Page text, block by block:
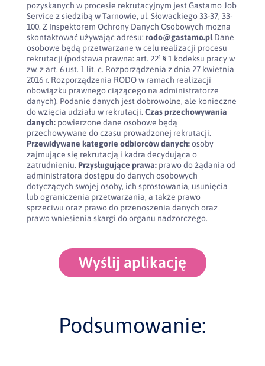
pozyskanych w procesie rekrutacyjnym jest Gastamo Job
Service z siedzibą w Tarnowie, ul. Słowackiego 33-37, 33-
100. Z Inspektorem Ochrony Danych Osobowych można
skontaktować używając adresu: rodo@gastamo.plDane
osobowe będą przetwarzane w celu realizacji procesu
rekrutacji (podstawa prawna: art. 22¹ § 1 kodeksu pracy w
zw. z art. 6 ust. 1 lit. c. Rozporządzenia z dnia 27 kwietnia
2016 r. Rozporządzenia RODO w ramach realizacji
obowiązku prawnego ciążącego na administratorze
danych). Podanie danych jest dobrowolne, ale konieczne
do wzięcia udziału w rekrutacji. Czas przechowywania
danych:powierzone dane osobowe będą
przechowywane do czasu prowadzonej rekrutacji.
Przewidywane kategorie odbiorców danych:osoby
zajmujące się rekrutacją i kadra decydująca o
zatrudnieniu. Przysługujące prawa:prawo do żądania od
administratora dostępu do danych osobowych
dotyczących swojej osoby, ich sprostowania, usunięcia
lub ograniczenia przetwarzania, a także prawo
sprzeciwu oraz prawo do przenoszenia danych oraz
prawo wniesienia skargi do organu nadzorczego.
Wyślij aplikację
Podsumowanie: